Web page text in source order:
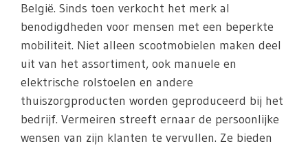
België. Sinds toen verkocht het merk al
benodigdheden voor mensen met een beperkte
mobiliteit. Niet alleen scootmobielen maken deel
uit van het assortiment, ook manuele en
elektrische rolstoelen en andere
thuiszorgproducten worden geproduceerd bij het
bedrijf. Vermeiren streeft ernaar de persoonlijke
wensen van zijn klanten te vervullen. Ze bieden